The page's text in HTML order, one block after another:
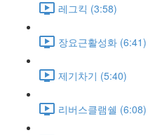
레그킥 (3:58)
장요근활성화 (6:41)
제기차기 (5:40)
리버스클램쉘 (6:08)